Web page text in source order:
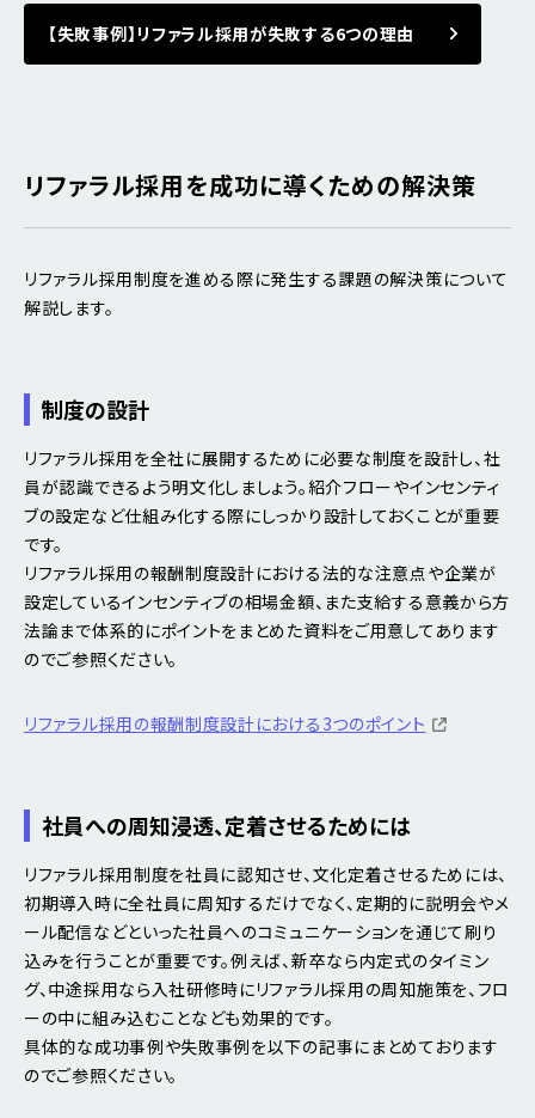
【失敗事例】リファラル採用が失敗する6つの理由
リファラル採用を成功に導くための解決策
リファラル採用制度を進める際に発生する課題の解決策について
解説します。
制度の設計
リファラル採用を全社に展開するために必要な制度を設計し、社
員が認識できるよう明文化しましょう。紹介フローやインセンティ
ブの設定など仕組み化する際にしっかり設計しておくことが重要
です。
リファラル採用の報酬制度設計における法的な注意点や企業が
設定しているインセンティブの相場金額、また支給する意義から方
法論まで体系的にポイントをまとめた資料をご用意してあります
のでご参照ください。
リファラル採用の報酬制度設計における3つのポイント
社員への周知浸透、定着させるためには
リファラル採用制度を社員に認知させ、文化定着させるためには、
初期導入時に全社員に周知するだけでなく、定期的に説明会やメ
ール配信などといった社員へのコミュニケーションを通じて刷り
込みを行うことが重要です。例えば、新卒なら内定式のタイミン
グ、中途採用なら入社研修時にリファラル採用の周知施策を、フロ
ーの中に組み込むことなども効果的です。
具体的な成功事例や失敗事例を以下の記事にまとめております
のでご参照ください。